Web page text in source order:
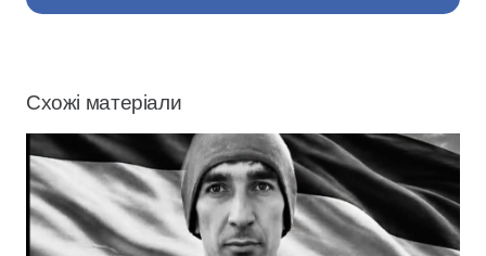
Схожі матеріали